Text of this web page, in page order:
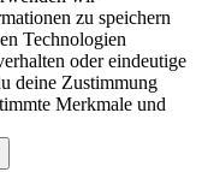
zu speichern
Technologien
oder eindeutige
deine Zustimmung
Merkmale und